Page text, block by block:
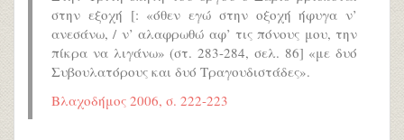
στην εξοχή [: «όθεν εγώ στην οξοχή ήφυγα ν’
ανεσάνω, / ν’ αλαφρωθώ αφ’ τις πόνους μου, την
πίκρα να λιγάνω» (στ. 283-284, σελ. 86] «με δυό
Συβουλατόρους και δυό Τραγουδιστάδες».
Βλαχοδήμος 2006, σ. 222-223